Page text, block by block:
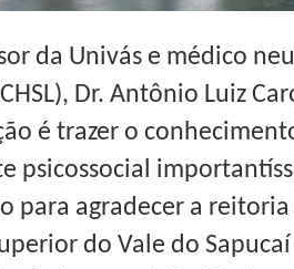
da Univás e médico
Dr. Antônio Luiz
é trazer o
psicossocial
para agradecer a
do Vale do